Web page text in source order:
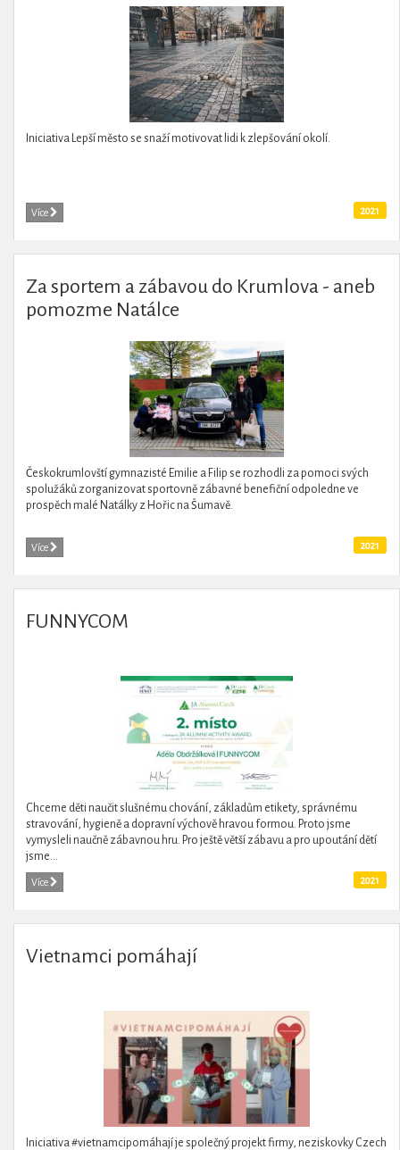
Iniciativa Lepší město se snaží motivovat lidi k zlepšování okolí.
Více 2021
Za sportem a zábavou do Krumlova - aneb
pomozme Natálce
Českokrumlovští gymnazisté Emilie a Filip se rozhodli za pomoci svých
spolužáků zorganizovat sportovně zábavné benefiční odpoledne ve
prospěch malé Natálky z Hořic na Šumavě.
Více 2021
FUNNYCOM
Chceme děti naučit slušnému chování, základům etikety, správnému
stravování, hygieně a dopravní výchově hravou formou. Proto jsme
vymysleli naučně zábavnou hru. Pro ještě větší zábavu a pro upoutání dětí
jsme...
Více 2021
Vietnamci pomáhají
Iniciativa #vietnamcipomáhají je společný projekt firmy, neziskovky Czech